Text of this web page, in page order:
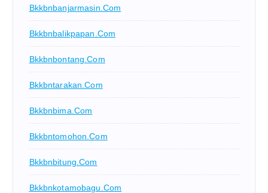
Bkkbnbanjarmasin.com
Bkkbnbalikpapan.com
Bkkbnbontang.com
Bkkbntarakan.com
Bkkbnbima.com
Bkkbntomohon.com
Bkkbnbitung.com
Bkkbnkotamobagu.com